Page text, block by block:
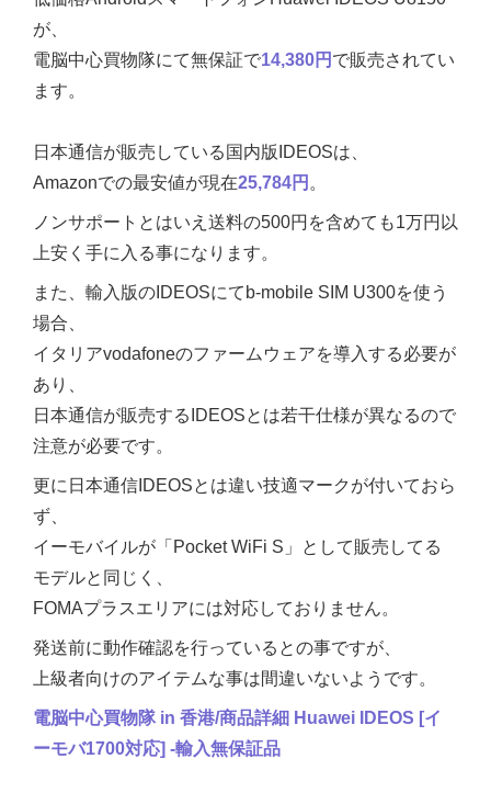
が、
電脳中心買物隊にて無保証で14,380円 で販売されてい
ます。
日本通信が販売している国内版IDEOSは、
Amazonでの最安値が現在25,784円 。
ノンサポートとはいえ送料の500円を含めても1万円以
上安く手に入る事になります。
また、輸入版のIDEOSにてb-mobile SIM U300を使う
場合、
イタリアvodafoneのファームウェアを導入する必要が
あり、
日本通信が販売するIDEOSとは若干仕様が異なるので
注意が必要です。
更に日本通信IDEOSとは違い技適マークが付いておら
ず、
イーモバイルが「Pocket WiFi S」として販売してる
モデルと同じく、
FOMAプラスエリアには対応しておりません。
発送前に動作確認を行っているとの事ですが、
上級者向けのアイテムな事は間違いないようです。
電脳中心買物隊 in 香港/商品詳細 Huawei IDEOS [イ
ーモバ1700対応] -輸入無保証品